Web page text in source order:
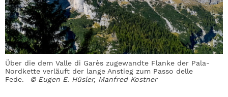
Über die dem Valle di Garès zugewandte Flanke der Pala-
Nordkette verläuft der lange Anstieg zum Passo delle
Fede.
© Eugen E. Hüsler, Manfred Kostner